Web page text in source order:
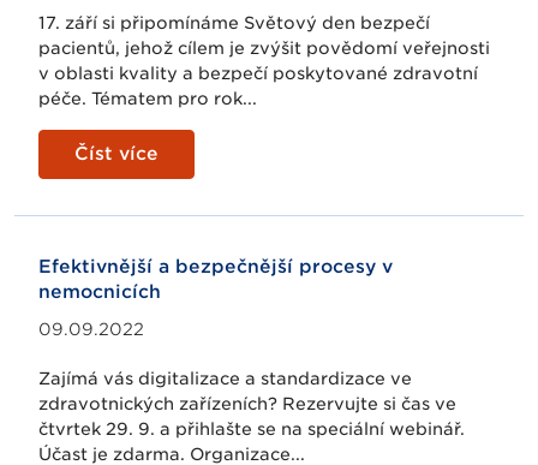
17. září si připomínáme Světový den bezpečí
pacientů, jehož cílem je zvýšit povědomí veřejnosti
v oblasti kvality a bezpečí poskytované zdravotní
péče. Tématem pro rok...
Číst více
Efektivnější a bezpečnější procesy v
nemocnicích
09.09.2022
Zajímá vás digitalizace a standardizace ve
zdravotnických zařízeních? Rezervujte si čas ve
čtvrtek 29. 9. a přihlašte se na speciální webinář.
Účast je zdarma. Organizace...